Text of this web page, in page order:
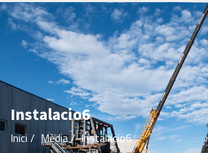
Instalacio6
Inici / Mèdia/Instalacio6